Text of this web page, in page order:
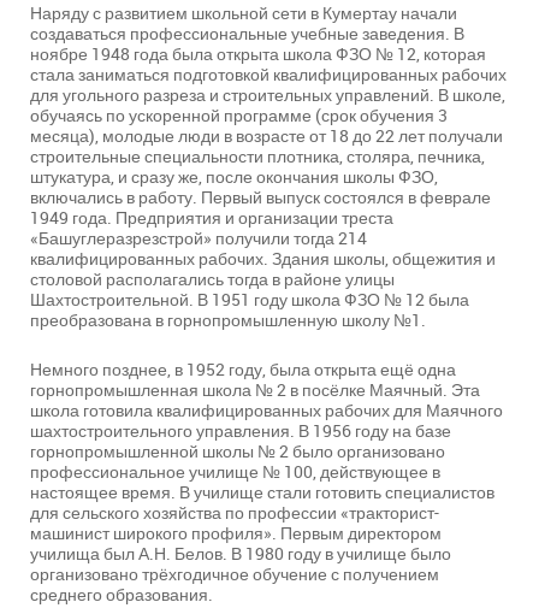
Наряду с развитием школьной сети в Кумертау начали
создаваться профессиональные учебные заведения. В
ноябре 1948 года была открыта школа ФЗО № 12, которая
стала заниматься подготовкой квалифицированных рабочих
для угольного разреза и строительных управлений. В школе,
обучаясь по ускоренной программе (срок обучения 3
месяца), молодые люди в возрасте от 18 до 22 лет получали
строительные специальности плотника, столяра, печника,
штукатура, и сразу же, после окончания школы ФЗО,
включались в работу. Первый выпуск состоялся в феврале
1949 года. Предприятия и организации треста
«Башуглеразрезстрой» получили тогда 214
квалифицированных рабочих. Здания школы, общежития и
столовой располагались тогда в районе улицы
Шахтостроительной. В 1951 году школа ФЗО № 12 была
преобразована в горнопромышленную школу №1.
Немного позднее, в 1952 году, была открыта ещё одна
горнопромышленная школа № 2 в посёлке Маячный. Эта
школа готовила квалифицированных рабочих для Маячного
шахтостроительного управления. В 1956 году на базе
горнопромышленной школы № 2 было организовано
профессиональное училище № 100, действующее в
настоящее время. В училище стали готовить специалистов
для сельского хозяйства по профессии «тракторист-
машинист широкого профиля». Первым директором
училища был А.Н. Белов. В 1980 году в училище было
организовано трёхгодичное обучение с получением
среднего образования.